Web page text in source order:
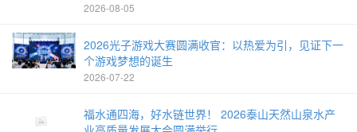
2026-08-05
2026光子游戏大赛圆满收官：以热爱为引，见证下一
个游戏梦想的诞生
2026-07-22
福水通四海，好水链世界！ 2026泰山天然山泉水产